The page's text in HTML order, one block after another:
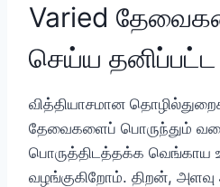
Varied
செய்ய
வித்தியாசமான
தேவைகளைப் பொருந்தும்
பொருத்திடத்தக்க வெங்காய
வழங்குகிறோம். திறன், அளவு